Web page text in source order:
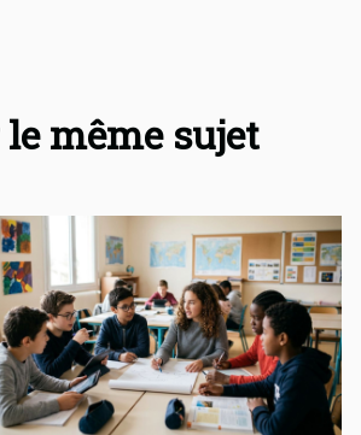
le même sujet